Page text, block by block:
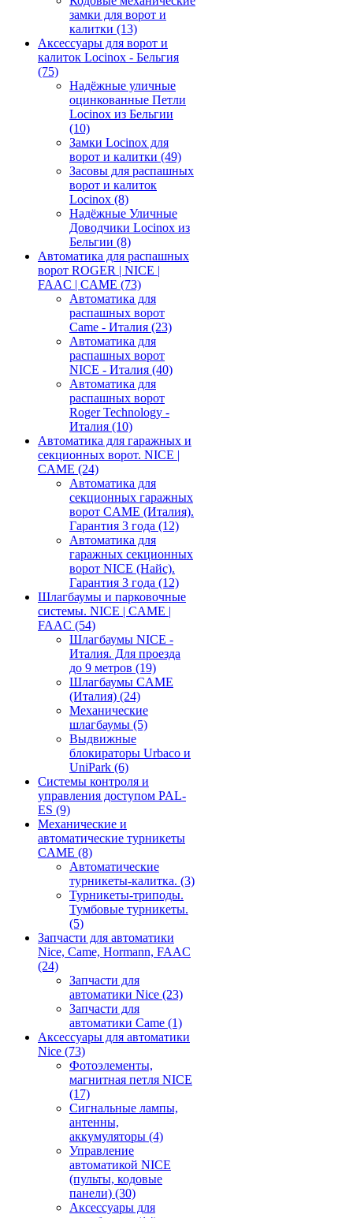
замки для ворот и
калитки (13)
Аксессуары для ворот и
калиток Locinox - Бельгия
(75)
Надёжные уличные
оцинкованные Петли
Locinox из Бельгии
(10)
Замки Locinox для
ворот и калитки (49)
Засовы для распашных
ворот и калиток
Locinox (8)
Надёжные Уличные
Доводчики Locinox из
Бельгии (8)
Автоматика для распашных
ворот ROGER | NICE |
FAAC | CAME (73)
Автоматика для
распашных ворот
Came - Италия (23)
Автоматика для
распашных ворот
NICE - Италия (40)
Автоматика для
распашных ворот
Roger Technology -
Италия (10)
Автоматика для гаражных и
секционных ворот. NICE |
CAME (24)
Автоматика для
секционных гаражных
ворот CAME (Италия).
Гарантия 3 года (12)
Автоматика для
гаражных секционных
ворот NICE (Найс).
Гарантия 3 года (12)
Шлагбаумы и парковочные
системы. NICE | CAME |
FAAC (54)
Шлагбаумы NICE -
Италия. Для проезда
до 9 метров (19)
Шлагбаумы CAME
(Италия) (24)
Механические
шлагбаумы (5)
Выдвижные
блокираторы Urbaco и
UniPark (6)
Системы контроля и
управления доступом PAL-
ES (9)
Механические и
автоматические турникеты
CAME (8)
Автоматические
турникеты-калитка. (3)
Турникеты-триподы.
Тумбовые турникеты.
(5)
Запчасти для автоматики
Nice, Came, Hormann, FAAC
(24)
Запчасти для
автоматики Nice (23)
Запчасти для
автоматики Came (1)
Аксессуары для автоматики
Nice (73)
Фотоэлементы,
магнитная петля NICE
(17)
Сигнальные лампы,
антенны,
аккумуляторы (4)
Управление
автоматикой NICE
(пульты, кодовые
панели) (30)
Аксессуары для